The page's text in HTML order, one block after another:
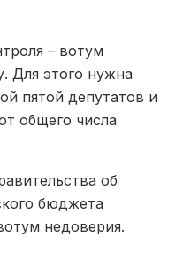
– вотум
Для этого нужна
пятой депутатов и
общего числа
об
бюджета
недоверия.